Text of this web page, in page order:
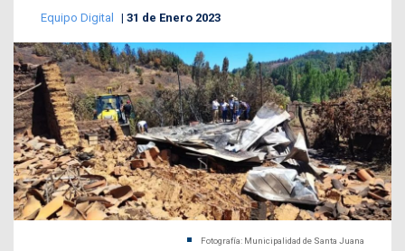
Equipo Digital 31 de Enero 2023
Fotografía: Municipalidad de Santa Juana